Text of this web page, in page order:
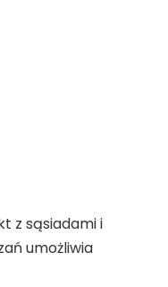
z sąsiadami i
umożliwia